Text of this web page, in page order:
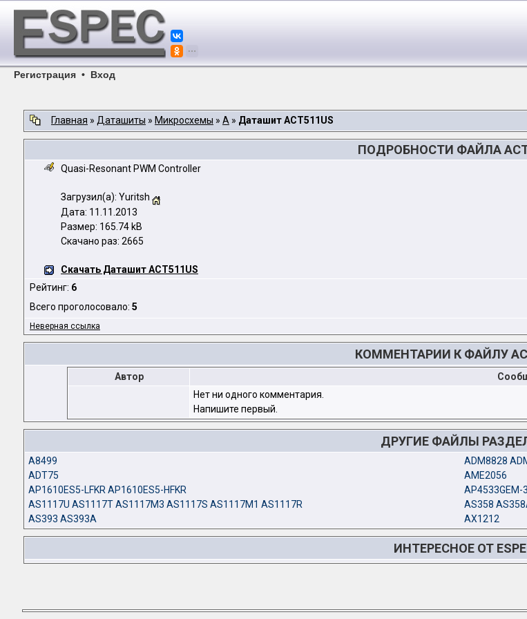
Регистрация • Вход
Главная » Даташиты » Микросхемы » A » Даташит ACT511US
ПОДРОБНОСТИ ФАЙЛА
Quasi-Resonant PWM Controller
Загрузил(а): Yuritsh
Дата: 11.11.2013
Размер: 165.74 kB
Скачано раз: 2665
Скачать Даташит ACT511US
Рейтинг: 6
Всего проголосовало: 5
Неверная ссылка
КОММЕНТАРИИ К ФАЙЛУ
Автор
Нет ни одного комментария.
Напишите первый.
ДРУГИЕ ФАЙЛЫ
A8499
ADM8828
ADT75
AME2056
AP1610ES5-LFKR AP1610ES5-HFKR
AP4533GEM-3
AS1117U AS1117T AS1117M3 AS1117S AS1117M1 AS1117R
AS358
AS393 AS393A
AX1212
ИНТЕРЕСНОЕ ОТ